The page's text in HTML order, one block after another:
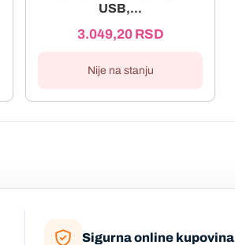
USB,...
3.049,20 RSD
Nije na stanju
Sigurna online kupovina